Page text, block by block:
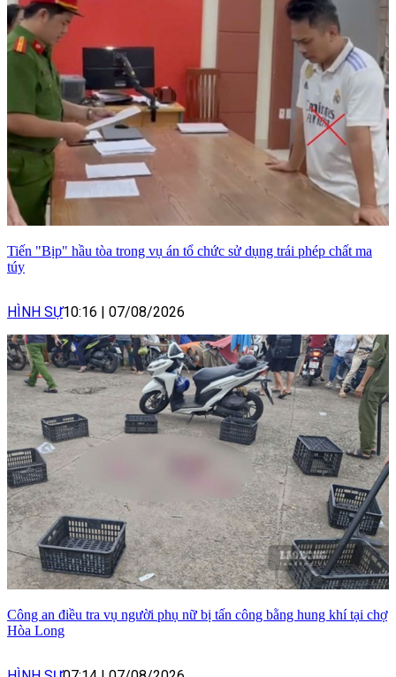
Tiến "Bịp" hầu tòa trong vụ án tổ chức sử dụng trái phép chất ma
túy
HÌNH SỰ10:16 07/08/2026
Công an điều tra vụ người phụ nữ bị tấn công bằng hung khí tại chợ
Hòa Long